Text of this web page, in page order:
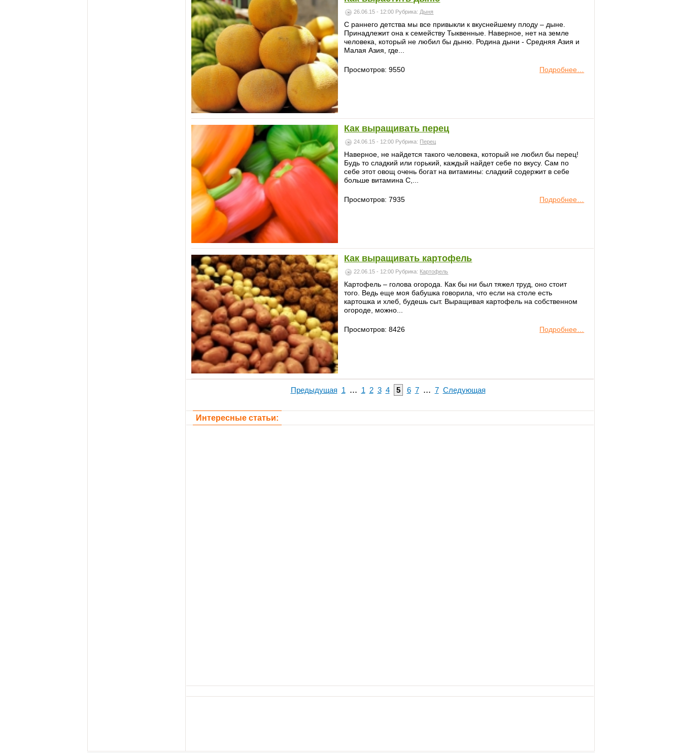
26.06.15 - 12:00 Рубрика: Дыня
С раннего детства мы все привыкли к вкуснейшему плоду – дыне.
Принадлежит она к семейству Тыквенные. Наверное, нет на земле
человека, который не любил бы дыню. Родина дыни - Средняя Азия и
Малая Азия, где...
Подробнее…
Просмотров: 9550
Как выращивать перец
24.06.15 - 12:00 Рубрика: Перец
Наверное, не найдется такого человека, который не любил бы перец!
Будь то сладкий или горький, каждый найдет себе по вкусу. Сам по
себе этот овощ очень богат на витамины: сладкий содержит в себе
больше витамина С,...
Подробнее…
Просмотров: 7935
Как выращивать картофель
22.06.15 - 12:00 Рубрика: Картофель
Картофель – голова огорода. Как бы ни был тяжел труд, оно стоит
того. Ведь еще моя бабушка говорила, что если на столе есть
картошка и хлеб, будешь сыт. Выращивая картофель на собственном
огороде, можно...
Подробнее…
Просмотров: 8426
Предыдущая 1 ... 1 2 3 4 5 6 7 ... 7 Следующая
Интересные статьи: